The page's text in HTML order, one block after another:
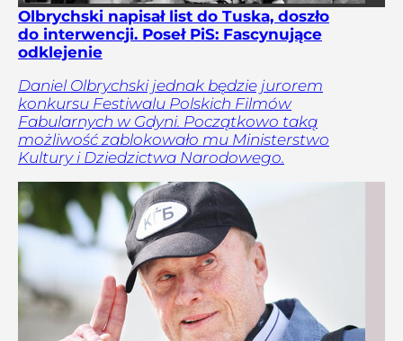
Olbrychski napisał list do Tuska, doszło
do interwencji. Poseł PiS: Fascynujące
odklejenie
Daniel Olbrychski jednak będzie jurorem
konkursu Festiwalu Polskich Filmów
Fabularnych w Gdyni. Początkowo taką
możliwość zablokowało mu Ministerstwo
Kultury i Dziedzictwa Narodowego.